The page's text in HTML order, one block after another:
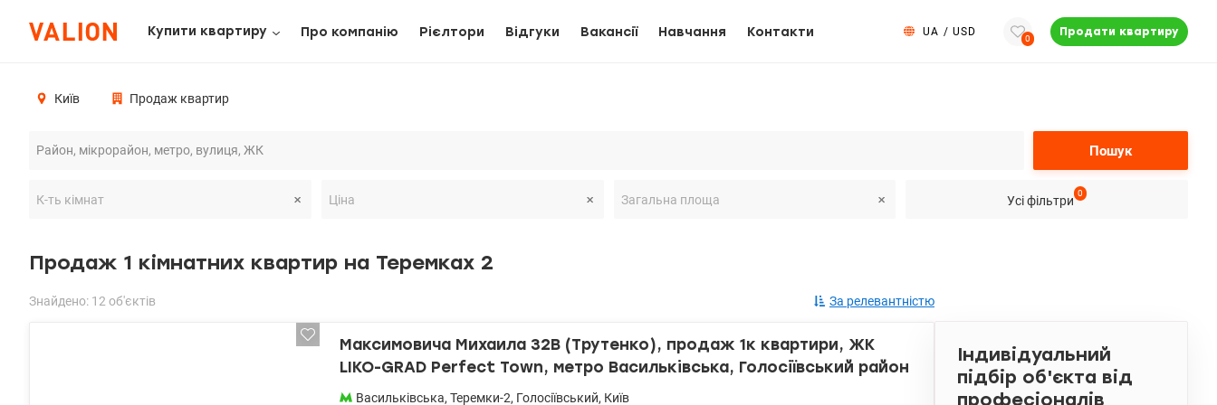
Купити квартиру Про компанію Рієлтори Відгуки Вакансії Навчання Контакти UA / USD
0
Продати квартиру
Київ Продаж квартир
Пошук
Усі фільтри
0
Продаж 1 кімнатних квартир на Теремках 2
Знайдено: 12 об'єктів За релевантністю
Максимовича Михаила 32В (Трутенко), продаж 1к квартири, ЖК
LIKO-GRAD Perfect Town, метро Васильківська, Голосіївський район
Васильківська, Теремки-2, Голосіївський, Київ
Індивідуальний
підбір об'єкта від
професіоналів